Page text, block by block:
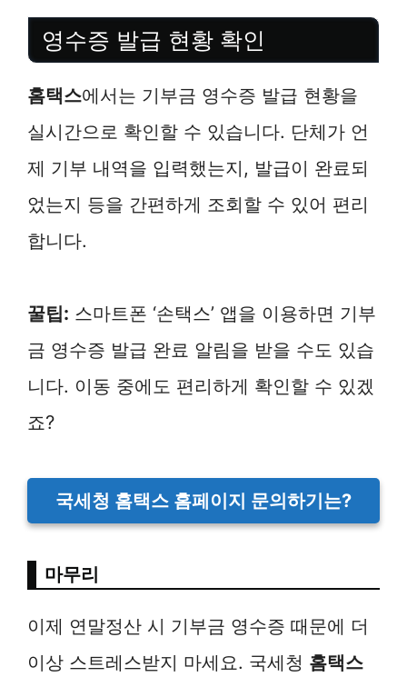
영수증 발급 현황 확인
홈택스에서는 기부금 영수증 발급 현황을
실시간으로 확인할 수 있습니다. 단체가 언
제 기부 내역을 입력했는지, 발급이 완료되
었는지 등을 간편하게 조회할 수 있어 편리
합니다.
꿀팁: 스마트폰 ‘손택스’ 앱을 이용하면 기부
금 영수증 발급 완료 알림을 받을 수도 있습
니다. 이동 중에도 편리하게 확인할 수 있겠
죠?
국세청 홈택스 홈페이지 문의하기는?
마무리
이제 연말정산 시 기부금 영수증 때문에 더
이상 스트레스받지 마세요. 국세청 홈택스